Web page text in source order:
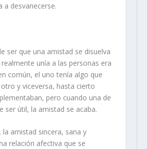
a desvanecerse.
ser que una amistad se disuelva
unía a las personas era
común, el uno tenía algo que
y viceversa, hasta cierto
pero cuando una de
ser útil, la amistad se acaba.
la amistad sincera, sana y
relación afectiva que se